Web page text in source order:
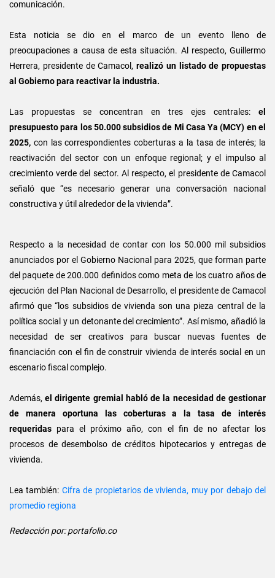
comunicación.
Esta noticia se dio en el marco de un evento lleno de
preocupaciones a causa de esta situación. Al respecto, Guillermo
Herrera, presidente de Camacol, realizó un listado de propuestas
al Gobierno para reactivar la industria.
Las propuestas se concentran en tres ejes centrales: el
presupuesto para los 50.000 subsidios de Mi Casa Ya (MCY) en el
2025, con las correspondientes coberturas a la tasa de interés; la
reactivación del sector con un enfoque regional; y el impulso al
crecimiento verde del sector. Al respecto, el presidente de Camacol
señaló que “es necesario generar una conversación nacional
constructiva y útil alrededor de la vivienda”.
Respecto a la necesidad de contar con los 50.000 mil subsidios
anunciados por el Gobierno Nacional para 2025, que forman parte
del paquete de 200.000 definidos como meta de los cuatro años de
ejecución del Plan Nacional de Desarrollo, el presidente de Camacol
afirmó que “los subsidios de vivienda son una pieza central de la
política social y un detonante del crecimiento”. Así mismo, añadió la
necesidad de ser creativos para buscar nuevas fuentes de
financiación con el fin de construir vivienda de interés social en un
escenario fiscal complejo.
Además, el dirigente gremial habló de la necesidad de gestionar
de manera oportuna las coberturas a la tasa de interés
requeridas para el próximo año, con el fin de no afectar los
procesos de desembolso de créditos hipotecarios y entregas de
vivienda.
Lea también: Cifra de propietarios de vivienda, muy por debajo del
promedio regiona
Redacción por: portafolio.co